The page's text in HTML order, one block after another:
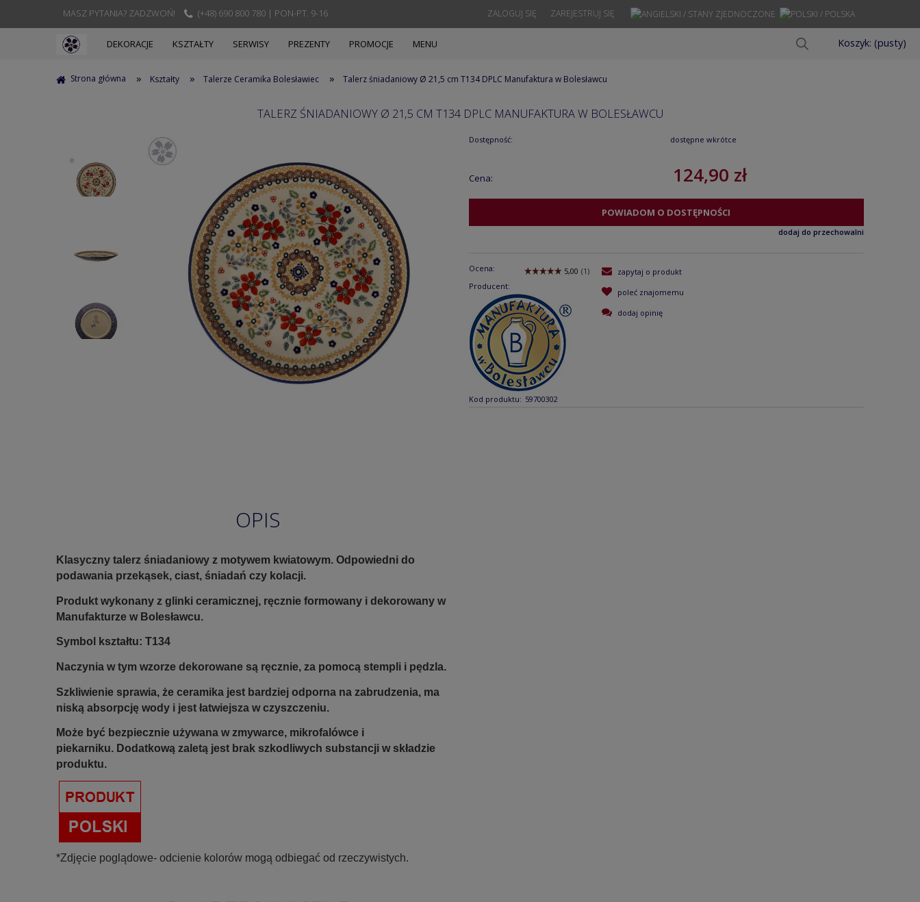
MASZ PYTANIA? ZADZWOŃ! (+48) 690 800 780 | PON-PT. 9-16 ZAREJESTRUJ SIĘ
ZALOGUJ SIĘ
Koszyk: (pusty)
DEKORACJE KSZTAŁTY SERWISY PREZENTY PROMOCJE MENU
Strona główna » Kształty » Talerze Ceramika Bolesławiec » Talerz śniadaniowy Ø 21,5 cm T134 DPLC Manufaktura w Bolesławcu
TALERZ ŚNIADANIOWY Ø 21,5 CM T134 DPLC MANUFAKTURA W BOLESŁAWCU
Dostępność: dostępne wkrótce
Cena: 124,90 zł
POWIADOM O DOSTĘPNOŚCI
dodaj do przechowalni
Ocena:
Producent:
Kod produktu: 59700302
zapytaj o produkt
poleć znajomemu
dodaj opinię
OPIS
Klasyczny talerz śniadaniowy z motywem kwiatowym. Odpowiedni do
podawania przekąsek, ciast, śniadań czy kolacji.
Produkt wykonany z glinki ceramicznej, ręcznie formowany i dekorowany w
Manufakturze w Bolesławcu.
Symbol kształtu: T134
Naczynia w tym wzorze dekorowane są ręcznie, za pomocą stempli i pędzla.
Szkliwienie sprawia, że ceramika jest bardziej odporna na zabrudzenia, ma
niską absorpcję wody i jest łatwiejsza w czyszczeniu.
Może być bezpiecznie używana w zmywarce, mikrofalówce i
piekarniku. Dodatkową zaletą jest brak szkodliwych substancji w składzie
produktu.
*Zdjęcie poglądowe- odcienie kolorów mogą odbiegać od rzeczywistych.